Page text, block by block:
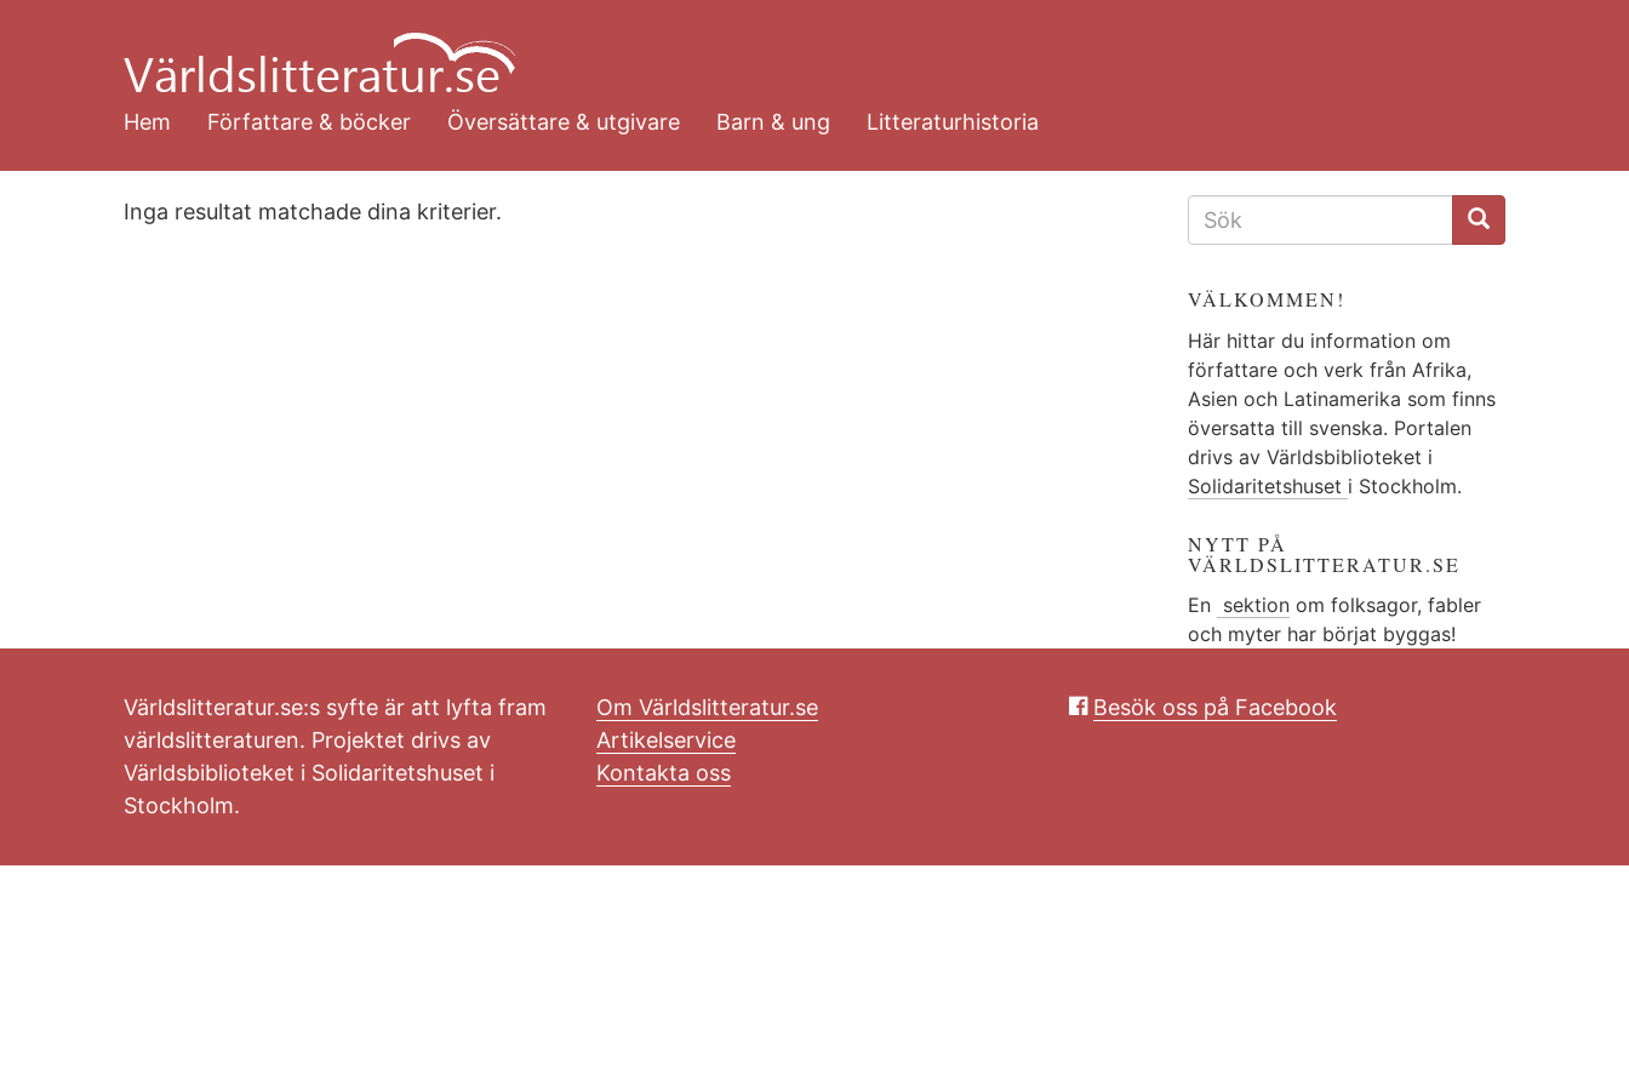
huvudinnehåll
Hem
Författare & böcker Översättare & utgivare Barn & ung Litteraturhistoria
Inga resultat matchade dina kriterier. SÖKFORMULÄR
VÄLKOMMEN!
Här hittar du information om
författare och verk från Afrika,
Asien och Latinamerika som finns
översatta till svenska. Portalen
drivs av Världsbiblioteket i
Solidaritetshuset i Stockholm.
NYTT PÅ
VÄRLDSLITTERATUR.SE
En sektionom folksagor, fabler
och myter har börjat byggas!
Världslitteratur.se:s syfte är att lyfta fram
världslitteraturen. Projektet drivs av
Världsbiblioteket i Solidaritetshuset i
Stockholm.
Om Världslitteratur.se
Artikelservice
Kontakta oss
Besök oss på Facebook